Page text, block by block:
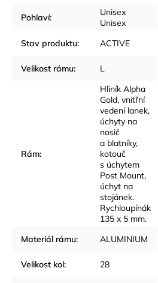
Pohlaví:
Unisex
Unisex
Stav produktu: ACTIVE
Velikost rámu: L
Rám:
Hliník Alpha
Gold, vnitřní
vedení lanek,
úchyty na
nosič
a blatníky,
kotouč
s úchytem
Post Mount,
úchyt na
stojánek.
Rychloupínák
135 x 5 mm.
Materiál rámu: ALUMINIUM
Velikost kol: 28